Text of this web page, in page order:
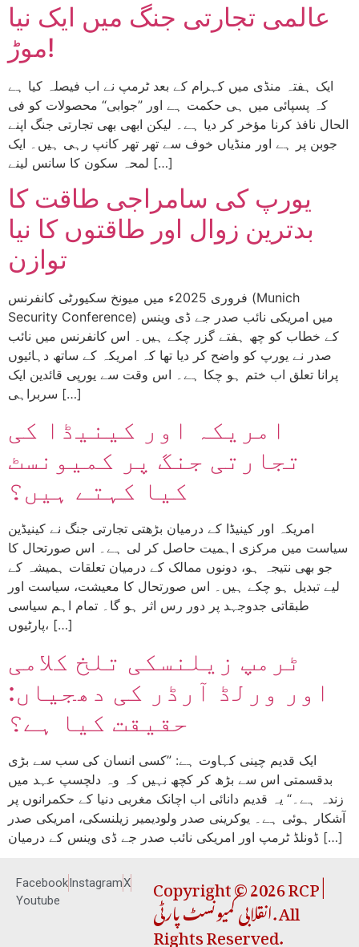
عالمی تجارتی جنگ میں ایک نیا
موڑ!
ایک ہفتہ منڈی میں کہرام کے بعد ٹرمپ نے اب فیصلہ کیا ہے
کہ پسپائی میں ہی حکمت ہے اور ”جوابی“ محصولات کو فی
الحال نافذ کرنا مؤخر کر دیا ہے۔ لیکن ابھی بھی تجارتی جنگ اپنے
جوبن پر ہے اور منڈیاں خوف سے تھر تھر کانپ رہی ہیں۔ ایک
لمحہ سکون کا سانس لینے […]
یورپ کی سامراجی طاقت کا
بدترین زوال اور طاقتوں کا نیا
توازن
فروری 2025ء میں میونخ سکیورٹی کانفرنس (Munich
Security Conference) میں امریکی نائب صدر جے ڈی وینس
کے خطاب کو چھ ہفتے گزر چکے ہیں۔ اس کانفرنس میں نائب
صدر نے یورپ کو واضح کر دیا تھا کہ امریکہ کے ساتھ دہائیوں
پرانا تعلق اب ختم ہو چکا ہے۔ اس وقت سے یورپی قائدین ایک
سربراہی […]
امریکہ اور کینیڈا کی
تجارتی جنگ پر کمیونسٹ
کیا کہتے ہیں؟
امریکہ اور کینیڈا کے درمیان بڑھتی تجارتی جنگ نے کینیڈین
سیاست میں مرکزی اہمیت حاصل کر لی ہے۔ اس صورتحال کا
جو بھی نتیجہ ہو، دونوں ممالک کے درمیان تعلقات ہمیشہ کے
لیے تبدیل ہو چکے ہیں۔ اس صورتحال کا معیشت، سیاست اور
طبقاتی جدوجہد پر دور رس اثر ہو گا۔ تمام اہم سیاسی
پارٹیوں، […]
ٹرمپ زیلنسکی تلخ کلامی
اور ورلڈ آرڈر کی دھجیاں:
حقیقت کیا ہے؟
ایک قدیم چینی کہاوت ہے: ”کسی انسان کی سب سے بڑی
بدقسمتی اس سے بڑھ کر کچھ نہیں کہ وہ دلچسپ عہد میں
زندہ ہے۔“ یہ قدیم دانائی اب اچانک مغربی دنیا کے حکمرانوں پر
آشکار ہوئی ہے۔ یوکرینی صدر ولودیمیر زیلنسکی، امریکی صدر
ڈونلڈ ٹرمپ اور امریکی نائب صدر جے ڈی وینس کے درمیان […]
FacebookInstagramX
Youtube
Copyright © 2026 RCP |
انقلابی کمیونسٹ پارٹی. All
Rights Reserved.